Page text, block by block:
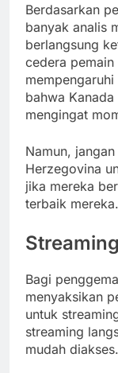
Berdasarkan
banyak analis
berlangsung
cedera
bahwa
mengingat
Namun,
Herzegovina
jika mereka
terbaik mereka.
Bagi
menyaksikan
untuk
streaming
mudah diakses.